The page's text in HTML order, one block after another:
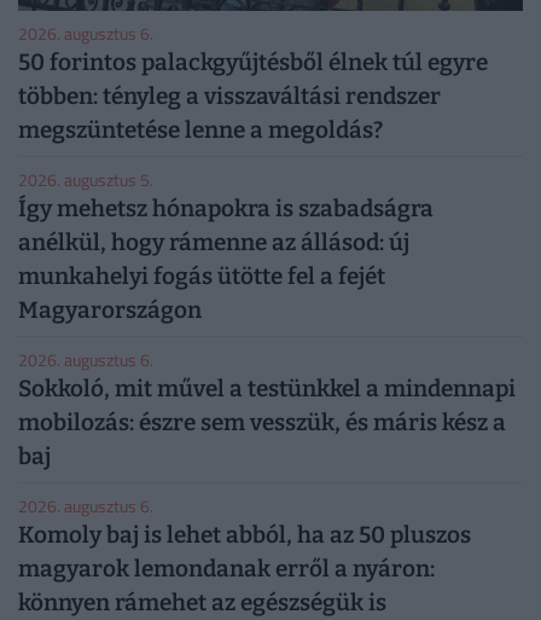
2026. augusztus 6.
50 forintos palackgyűjtésből élnek túl egyre
többen: tényleg a visszaváltási rendszer
megszüntetése lenne a megoldás?
2026. augusztus 5.
Így mehetsz hónapokra is szabadságra
anélkül, hogy rámenne az állásod: új
munkahelyi fogás ütötte fel a fejét
Magyarországon
2026. augusztus 6.
Sokkoló, mit művel a testünkkel a mindennapi
mobilozás: észre sem vesszük, és máris kész a
baj
2026. augusztus 6.
Komoly baj is lehet abból, ha az 50 pluszos
magyarok lemondanak erről a nyáron:
könnyen rámehet az egészségük is